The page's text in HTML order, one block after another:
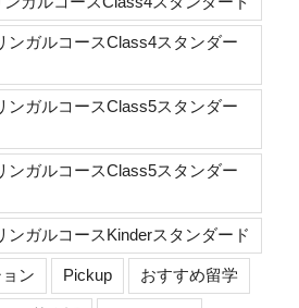
ンガルコースClass4スタンダー
ンガルコースClass5スタンダー
ンガルコースClass5スタンダー
ンガルコースKinderスタンダード
ン Pickup おすすめ留学